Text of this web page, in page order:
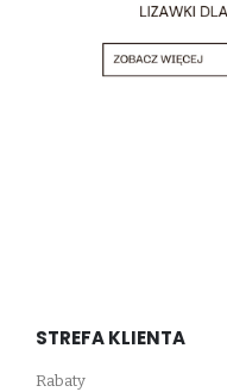
STREFA KLIENTA
Rabaty